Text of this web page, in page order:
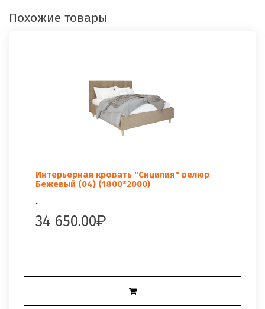
Похожие товары
Интерьерная кровать "Сицилия" велюр
Бежевый (04) (1800*2000)
..
34 650.00